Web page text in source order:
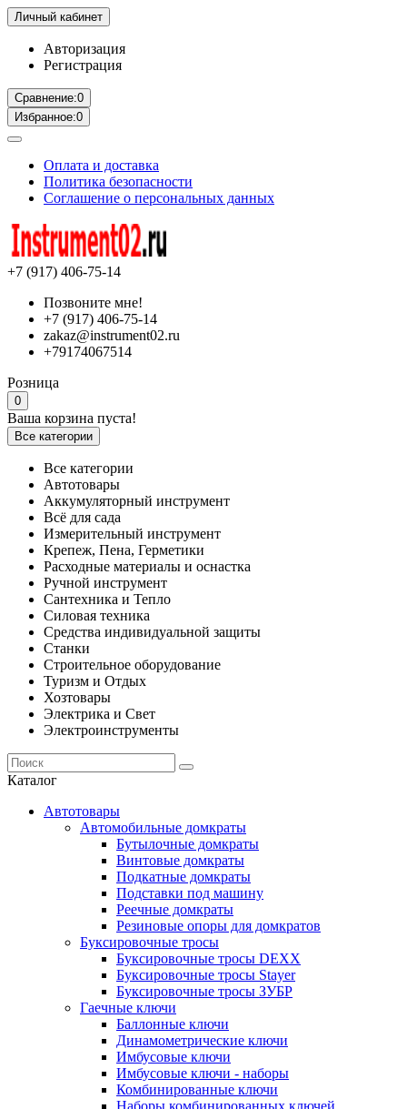
Личный кабинет
Авторизация
Регистрация
Сравнение:0
Избранное:0
Оплата и доставка
Политика безопасности
Соглашение о персональных данных
+7 (917) 406-75-14
Позвоните мне!
+7 (917) 406-75-14
zakaz@instrument02.ru
+79174067514
Розница
0
Ваша корзина пуста!
Все категории
Все категории
Автотовары
Аккумуляторный инструмент
Всё для сада
Измерительный инструмент
Крепеж, Пена, Герметики
Расходные материалы и оснастка
Ручной инструмент
Сантехника и Тепло
Силовая техника
Средства индивидуальной защиты
Станки
Строительное оборудование
Туризм и Отдых
Хозтовары
Электрика и Свет
Электроинструменты
Каталог
Автотовары
Автомобильные домкраты
Бутылочные домкраты
Винтовые домкраты
Подкатные домкраты
Подставки под машину
Реечные домкраты
Резиновые опоры для домкратов
Буксировочные тросы
Буксировочные тросы DEXX
Буксировочные тросы Stayer
Буксировочные тросы ЗУБР
Гаечные ключи
Баллонные ключи
Динамометрические ключи
Имбусовые ключи
Имбусовые ключи - наборы
Комбинированные ключи
Наборы комбинированных ключей